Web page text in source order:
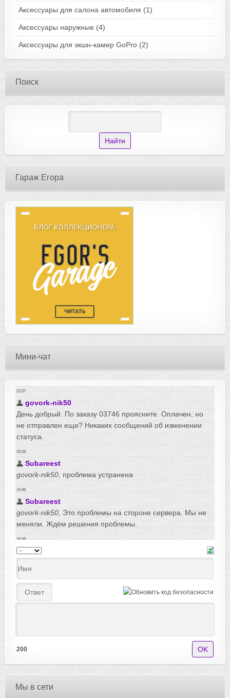
Аксессуары для салона автомобиля (1)
Аксессуары наружные (4)
Аксессуары для экшн-камер GoPro (2)
Поиск
Гараж Егора
Мини-чат
200
Мы в сети